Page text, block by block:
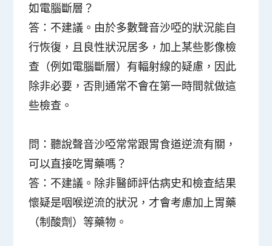
如電腦斷層？
答：不建議。由於多數聲音沙啞的狀況能自
行恢復，且良性狀況居多，加上某些影像檢
查（例如電腦斷層）有輻射線的疑慮，因此
除非必要，否則通常不會在第一時間就做這
些檢查。
問：聽說聲音沙啞常常跟胃食道逆流有關，
可以直接吃胃藥嗎？
答：不建議。除非醫師評估病史和檢查結果
懷疑是咽喉逆流的狀況，才會考慮加上胃藥
（制酸劑）等藥物。